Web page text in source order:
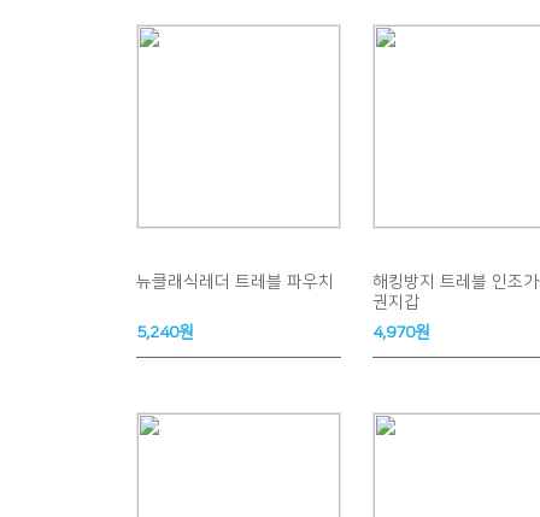
뉴클래식레더 트레블 파우치
5,240원
해킹방지 트레블 인조
권지갑
4,970원